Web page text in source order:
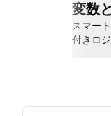
変数
スマー
付きロ